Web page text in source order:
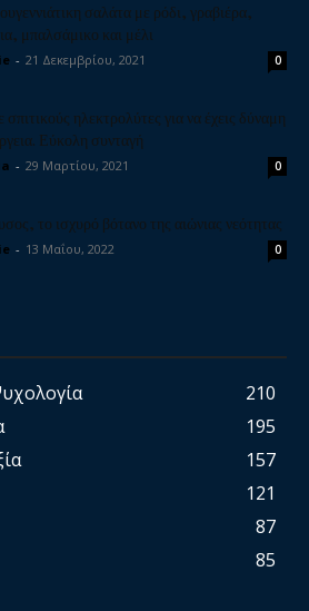
σαλάτα με ρόδι, γραβιέρα,
μπαλσάμικο και μέλι
- 21 Δεκεμβρίου, 2021 0
σπιτικούς ηλεκτρολύτες για να έχεις δύναμη
Εύκολη συνταγή
- 29 Μαρτίου, 2021 0
το ισχυρό βότανο της αιώνιας νεότητας
- 13 Μαΐου, 2022 0
210
195
157
121
87
85